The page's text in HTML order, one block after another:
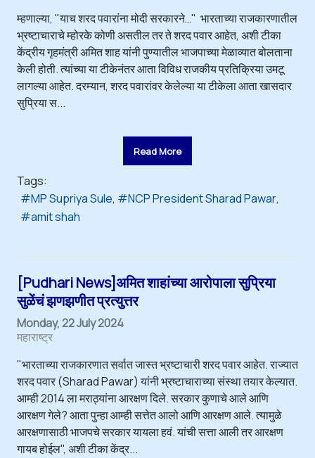
म्हणाल्या, "याच शरद पवारांना मोदी सरकारने…" भारताच्या राजकारणातील
भ्रष्टाचाराचे म्होरके कोणी असतील तर ते शरद पवार आहेत, अशी टीका
केंद्रीय गृहमंत्री अमित शाह यांनी पुण्यातील भाजपाच्या मेळाव्यात बोलताना
केली होती. त्यांच्या या टीकेनंतर आता विविध राजकीय प्रतिक्रिया उमटू
लागल्या आहेत. दरम्यान, शरद पवारांवर केलेल्या या टीकेला आता खासदार
सुप्रिया स...
Read More
Tags:
MP Supriya Sule
NCP President Sharad Pawar
amit shah
[Pudhari News]अमित शाहांच्या आरोपाला सुप्रिया
सुळेंचं झणझणीत प्रत्युत्तर
Monday, 22 July 2024
महाराष्ट्र
"भारताच्या राजकारणात सर्वात जास्त भ्रष्टाचारी शरद पवार आहेत. राज्यात
शरद पवार (Sharad Pawar) यांनी भ्रष्टाचाराच्या संस्था तयार केल्यात.
आम्ही 2014 ला मराठ्यांना आरक्षण दिले. सरकार कुणाचे आले आणि
आरक्षण गेले? आता पुन्हा आम्ही सत्तेत आलो आणि आरक्षण आले. त्यामुळे
आरक्षणासाठी भाजपचे सरकार यायला हवं. यांची सत्ता आली तर आरक्षण
गायब होईल", अशी टीका केंद्र...